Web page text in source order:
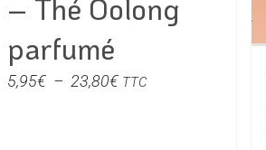
– Thé Oolong
parfumé
5,95€ – 23,80€Plage
TTC